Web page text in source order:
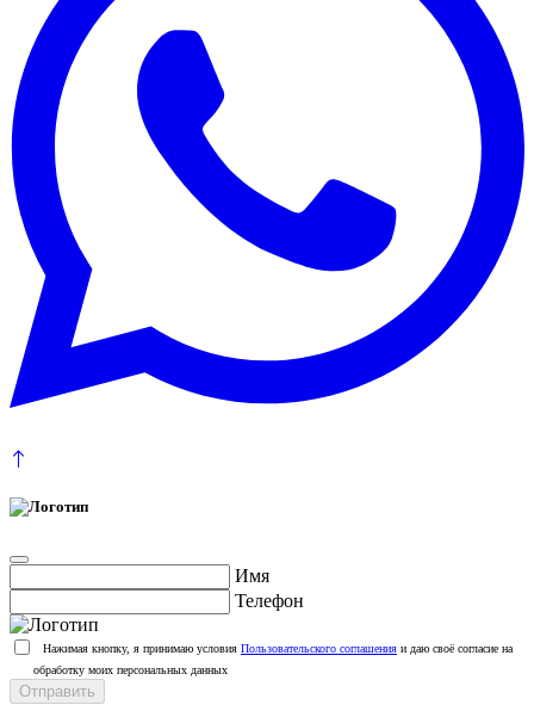
Имя
Телефон
Нажимая кнопку, я принимаю условия Пользовательского соглашения и даю своё согласие на
обработку моих персональных данных